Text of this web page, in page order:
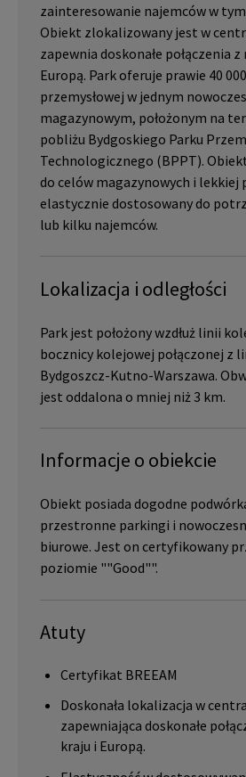
zainteresowanie najemców w
Obiekt zlokalizowany jest w
zapewnia doskonałe połączenia
Europą. Park oferuje prawie 40
przemysłowej w jednym
magazynowym, położonym na
pobliżu Bydgoskiego Parku
Technologicznego (BPPT).
do celów magazynowych i lekkiej
elastycznie dostosowany do
lub kilku najemców.
Lokalizacja i odległości
Park jest położony wzdłuż linii
bocznicy kolejowej połączonej z
Bydgoszcz-Kutno-Warszawa.
jest oddalona o mniej niż 3 km.
Informacje o obiekcie
Obiekt posiada dogodne
przestronne parkingi i
biurowe. Jest on certyfikowany
poziomie ""Good"".
Atuty
Certyfikat BREEAM
Doskonała lokalizacja w
zapewniająca doskonałe
kraju i Europą.